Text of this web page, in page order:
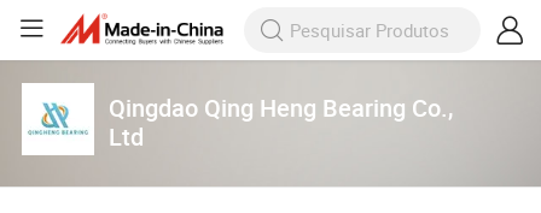
Qingdao Qing Heng Bearing Co.,
Ltd